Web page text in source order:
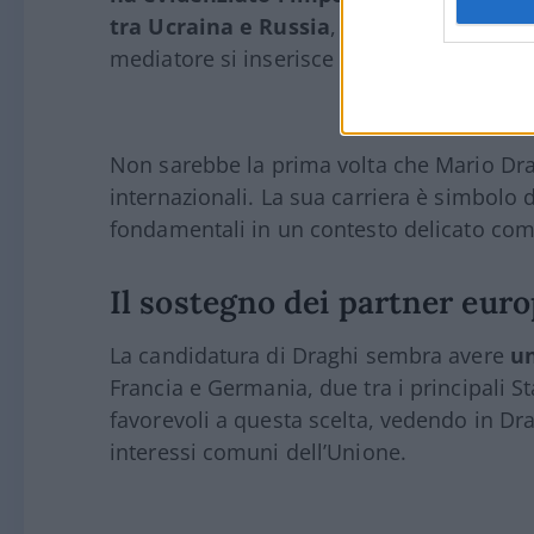
tra Ucraina e Russia, senza favorire
mediatore si inserisce in questa
Non sarebbe la prima volta che Mario
internazionali. La sua carriera è simbolo
fondamentali in un contesto delicato
Il sostegno dei partner
La candidatura di Draghi sembra avere
Francia e Germania, due tra i principali
favorevoli a questa scelta, vedendo in
interessi comuni dell’Unione.